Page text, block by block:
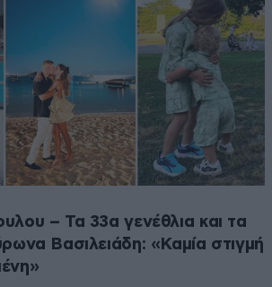
– Τα 33α γενέθλια και τα
Βασιλειάδη: «Καμία στιγμή